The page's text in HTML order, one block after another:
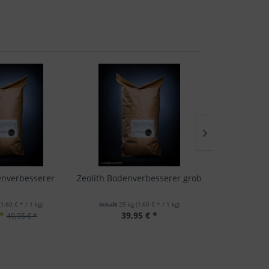
€ * / 1 kg)
49,95 € *
Zeolith Bodenverbesserer grob
Inhalt 25 kg (1,60 € * / 1 kg)
39,95 € *